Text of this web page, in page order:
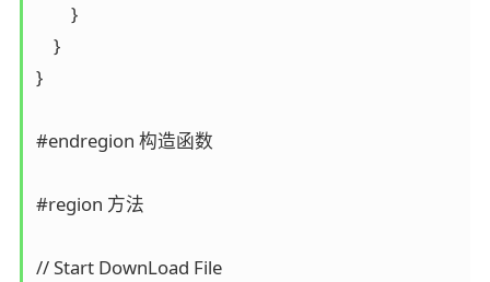
        }
    }
}
#endregion 构造函数
#region 方法
// Start DownLoad File